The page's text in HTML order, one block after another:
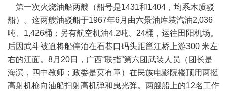
第一次火烧油船两艘（船号是1431和1404，均系木质驳
船）。这两艘油驳船于1967年6月由六景油库装汽油2,036
吨、1,426桶；另有航空机油4.2吨、24桶，运往田阳机场。
后因武斗被迫将船停泊在石巷口码头距邕江桥上游300 米左
右的江面。8月20日，广西“联指”第六团武装人员（团长是
海滨，四中教师；政委是莫有章）在民族电影院楼顶用两挺
高射机枪向油船扫射高机弹和曳光弹。两艘船上的12名工作